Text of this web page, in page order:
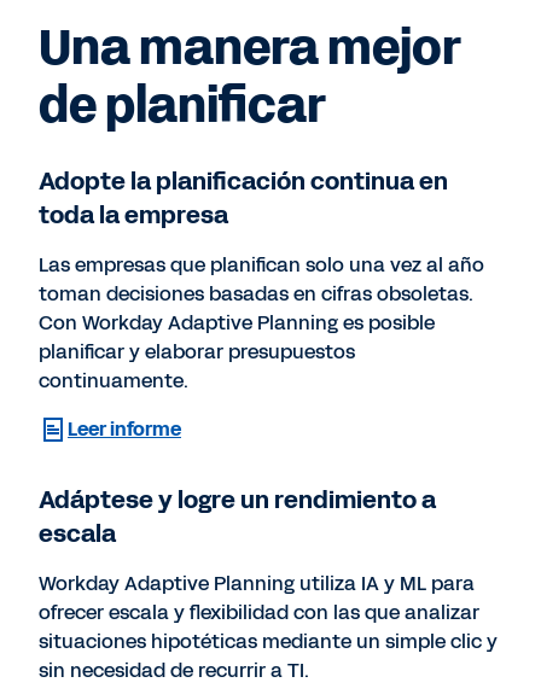
Una manera mejor
de planificar
Adopte la planificación continua en
toda la empresa
Las empresas que planifican solo una vez al año
toman decisiones basadas en cifras obsoletas.
Con Workday Adaptive Planning es posible
planificar y elaborar presupuestos
continuamente.
Leer informe
Adáptese y logre un rendimiento a
escala
Workday Adaptive Planning utiliza IA y ML para
ofrecer escala y flexibilidad con las que analizar
situaciones hipotéticas mediante un simple clic y
sin necesidad de recurrir a TI.